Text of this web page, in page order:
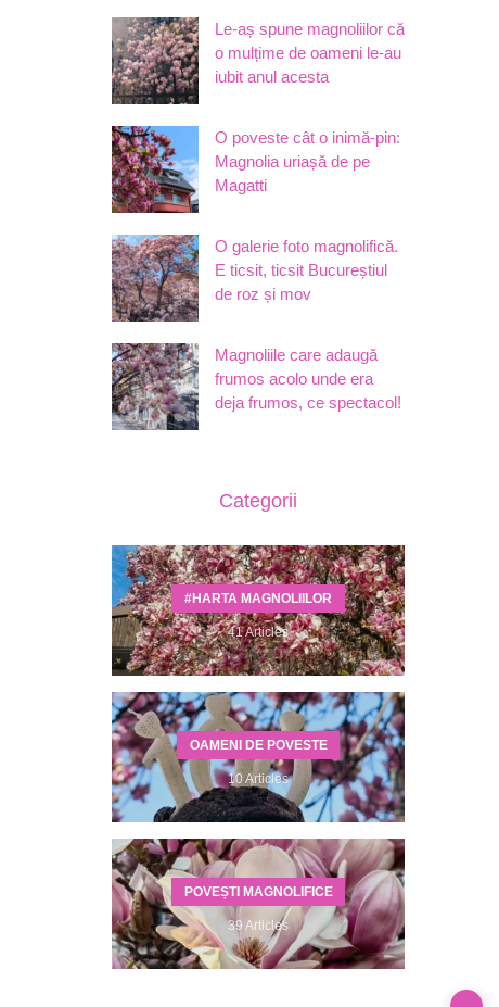
Le-aș spune magnoliilor că
o mulțime de oameni le-au
iubit anul acesta
O poveste cât o inimă-pin:
Magnolia uriașă de pe
Magatti
O galerie foto magnolifică.
E ticsit, ticsit Bucureștiul
de roz și mov
Magnoliile care adaugă
frumos acolo unde era
deja frumos, ce spectacol!
Categorii
#HARTA MAGNOLIILOR
41 Articles
OAMENI DE POVESTE
10 Articles
POVEȘTI MAGNOLIFICE
39 Articles